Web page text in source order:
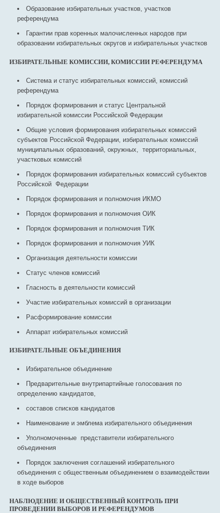
Образование избирательных участков, участков
референдума
Гарантии прав коренных малочисленных народов при
образовании избирательных округов и избирательных участков
ИЗБИРАТЕЛЬНЫЕ КОМИССИИ, КОМИССИИ РЕФЕРЕНДУМА
Система и статус избирательных комиссий, комиссий
референдума
Порядок формирования и статус Центральной
избирательной комиссии Российской Федерации
Общие условия формирования избирательных комиссий
субъектов Российской Федерации, избирательных комиссий
муниципальных образований, окружных, территориальных,
участковых комиссий
Порядок формирования избирательных комиссий субъектов
Российской Федерации
Порядок формирования и полномочия ИКМО
Порядок формирования и полномочия ОИК
Порядок формирования и полномочия ТИК
Порядок формирования и полномочия УИК
Организация деятельности комиссии
Статус членов комиссий
Гласность в деятельности комиссий
Участие избирательных комиссий в организации
Расформирование комиссии
Аппарат избирательных комиссий
ИЗБИРАТЕЛЬНЫЕ ОБЪЕДИНЕНИЯ
Избирательное объединение
Предварительные внутрипартийные голосования по
определению кандидатов,
составов списков кандидатов
Наименование и эмблема избирательного объединения
Уполномоченные представители избирательного
объединения
Порядок заключения соглашений избирательного
объединения с общественным объединением о взаимодействии
в ходе выборов
НАБЛЮДЕНИЕ И ОБЩЕСТВЕННЫЙ КОНТРОЛЬ ПРИ
ПРОВЕДЕНИИ ВЫБОРОВ И РЕФЕРЕНДУМОВ